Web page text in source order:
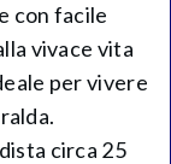
con facile
vivace vita
per vivere
circa 25